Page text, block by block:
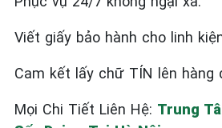
Viết giấy bảo hành cho linh
Cam kết lấy chữ TÍN lên hàng
Mọi Chi Tiết Liên Hệ: Trung